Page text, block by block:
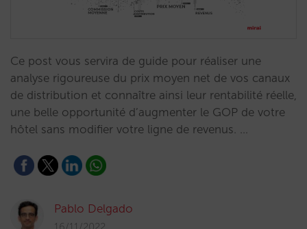
Ce post vous servira de guide pour réaliser une
analyse rigoureuse du prix moyen net de vos canaux
de distribution et connaître ainsi leur rentabilité réelle,
une belle opportunité d’augmenter le GOP de votre
hôtel sans modifier votre ligne de revenus. …
Pablo Delgado